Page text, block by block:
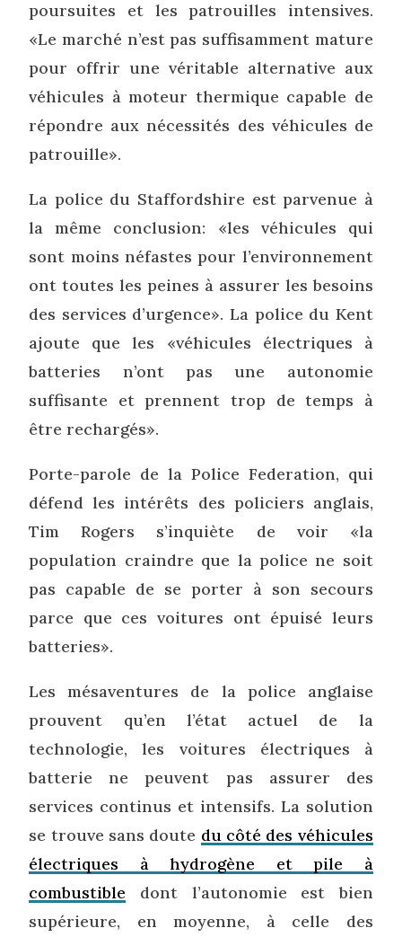
poursuites et les patrouilles intensives.
«Le marché n’est pas suffisamment mature
pour offrir une véritable alternative aux
véhicules à moteur thermique capable de
répondre aux nécessités des véhicules de
patrouille».
La police du Staffordshire est parvenue à
la même conclusion: «les véhicules qui
sont moins néfastes pour l’environnement
ont toutes les peines à assurer les besoins
des services d’urgence». La police du Kent
ajoute que les «véhicules électriques à
batteries n’ont pas une autonomie
suffisante et prennent trop de temps à
être rechargés».
Porte-parole de la Police Federation, qui
défend les intérêts des policiers anglais,
Tim Rogers s’inquiète de voir «la
population craindre que la police ne soit
pas capable de se porter à son secours
parce que ces voitures ont épuisé leurs
batteries».
Les mésaventures de la police anglaise
prouvent qu’en l’état actuel de la
technologie, les voitures électriques à
batterie ne peuvent pas assurer des
services continus et intensifs. La solution
se trouve sans doute du côté des véhicules
électriques à hydrogène et pile à
combustible dont l’autonomie est bien
supérieure, en moyenne, à celle des